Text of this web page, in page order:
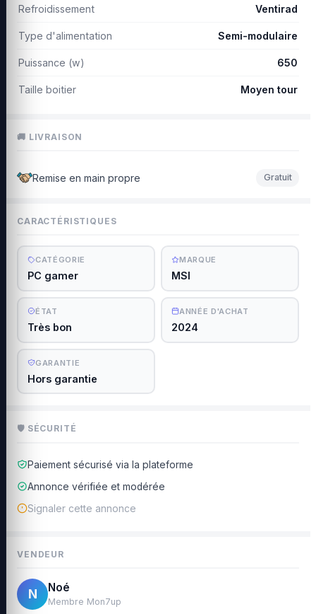
CARACTÉRISTIQUES
CATÉGORIE
PC gamer
MARQUE
MSI
ÉTAT
Très bon
ANNÉE D'ACHAT
2024
GARANTIE
Hors garantie
🛡 SÉCURITÉ
Paiement sécurisé via la plateforme
Annonce vérifiée et modérée
Signaler cette annonce
VENDEUR
N Noé
Membre Mon7up
Refroidissement Ventirad
Type d'alimentation Semi-modulaire
Puissance (w) 650
Taille boitier Moyen tour
🚚 LIVRAISON
Remise en main propre Gratuit